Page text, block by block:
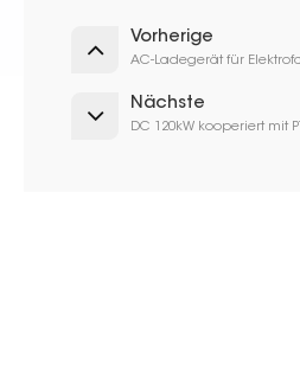
Vorherige
AC-Ladegerät für
Nächste
DC 120kW kooperiert mit